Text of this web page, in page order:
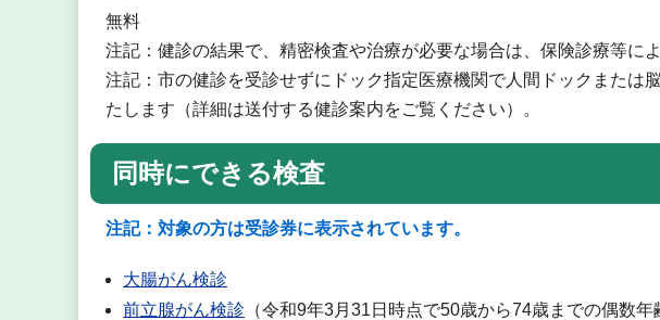
無料
注記：健診の結果で、精密検査や治療が必要な場合は、保険診療等に
注記：市の健診を受診せずにドック指定医療機関で人間ドックまたは
たします（詳細は送付する健診案内をご覧ください）。
同時にできる検査
注記：対象の方は受診券に表示されています。
大腸がん検診
前立腺がん検診 （令和9年3月31日時点で50歳から74歳までの偶数年